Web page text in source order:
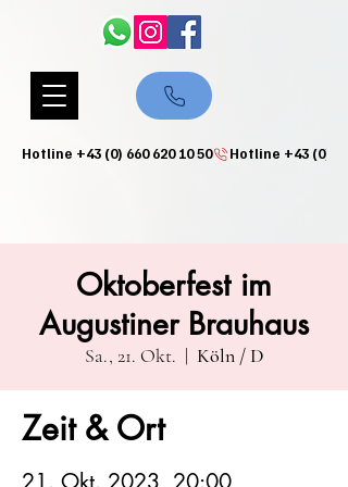
Hotline +43 (0) 660 620 10 50
Oktoberfest im
Augustiner Brauhaus
Sa., 21. Okt.
  |
Köln / D
Zeit & Ort